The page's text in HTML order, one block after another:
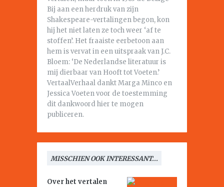
Bij aan een herdruk van zijn
Shakespeare-vertalingen begon, kon
hij het niet laten ze toch weer ‘af te
stoffen’. Het fraaiste eerbetoon aan
hem is vervat in een uitspraak van J.C.
Bloem: ‘De Nederlandse literatuur is
mij dierbaar van Hooft tot Voeten.’
VertaalVerhaal dankt Marga Minco en
Jessica Voeten voor de toestemming
dit dankwoord hier te mogen
publiceren.
MISSCHIEN OOK INTERESSANT...
Over het vertalen